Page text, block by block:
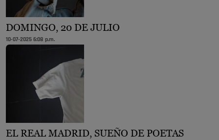
DOMINGO, 20 DE JULIO
10-07-2025 6:08 p.m.
EL REAL MADRID, SUEÑO DE POETAS